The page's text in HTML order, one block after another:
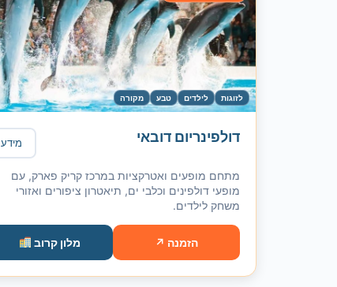
לזוגות לילדים טבע מקורה
דולפינריום דובאי מידע
מתחם מופעים ואטרקציות במרכז קריק פארק, עם
מופעי דולפינים וכלבי ים, תיאטרון ציפורים ואזורי
משחק לילדים.
הזמנה ↗ מלון קרוב